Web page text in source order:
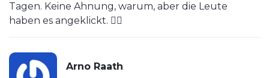
Tagen. Keine Ahnung, warum, aber die Leute
haben es angeklickt. 🤷‍♀️
Arno Raath